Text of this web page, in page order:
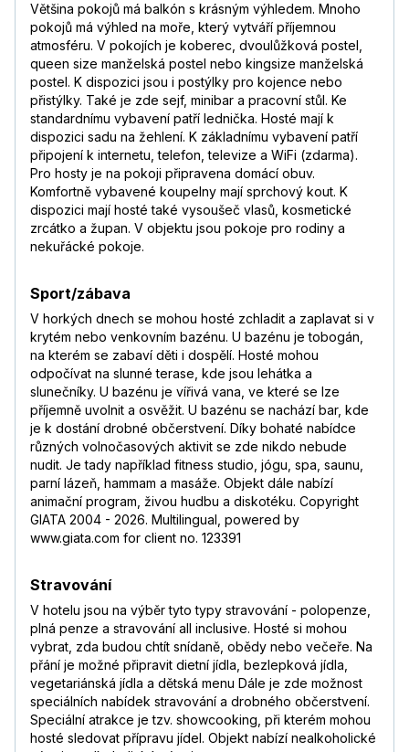
Většina pokojů má balkón s krásným výhledem. Mnoho
pokojů má výhled na moře, který vytváří příjemnou
atmosféru. V pokojích je koberec, dvoulůžková postel,
queen size manželská postel nebo kingsize manželská
postel. K dispozici jsou i postýlky pro kojence nebo
přistýlky. Také je zde sejf, minibar a pracovní stůl. Ke
standardnímu vybavení patří lednička. Hosté mají k
dispozici sadu na žehlení. K základnímu vybavení patří
připojení k internetu, telefon, televize a WiFi (zdarma).
Pro hosty je na pokoji připravena domácí obuv.
Komfortně vybavené koupelny mají sprchový kout. K
dispozici mají hosté také vysoušeč vlasů, kosmetické
zrcátko a župan. V objektu jsou pokoje pro rodiny a
nekuřácké pokoje.
Sport/zábava
V horkých dnech se mohou hosté zchladit a zaplavat si v
krytém nebo venkovním bazénu. U bazénu je tobogán,
na kterém se zabaví děti i dospělí. Hosté mohou
odpočívat na slunné terase, kde jsou lehátka a
slunečníky. U bazénu je vířivá vana, ve které se lze
příjemně uvolnit a osvěžit. U bazénu se nachází bar, kde
je k dostání drobné občerstvení. Díky bohaté nabídce
různých volnočasových aktivit se zde nikdo nebude
nudit. Je tady například fitness studio, jógu, spa, saunu,
parní lázeň, hammam a masáže. Objekt dále nabízí
animační program, živou hudbu a diskotéku. Copyright
GIATA 2004 - 2026. Multilingual, powered by
www.giata.com for client no. 123391
Stravování
V hotelu jsou na výběr tyto typy stravování - polopenze,
plná penze a stravování all inclusive. Hosté si mohou
vybrat, zda budou chtít snídaně, obědy nebo večeře. Na
přání je možné připravit dietní jídla, bezlepková jídla,
vegetariánská jídla a dětská menu Dále je zde možnost
speciálních nabídek stravování a drobného občerstvení.
Speciální atrakce je tzv. showcooking, při kterém mohou
hosté sledovat přípravu jídel. Objekt nabízí nealkoholické